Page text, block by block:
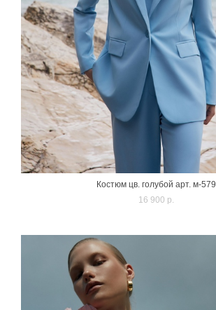
Костюм цв. голубой арт. м-579
16 900 p.